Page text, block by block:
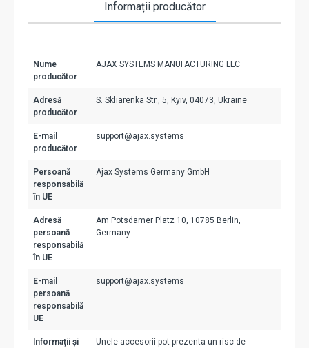
Informații producător
Nume
producător
AJAX SYSTEMS MANUFACTURING LLC
Adresă
producător
S. Skliarenka Str., 5, Kyiv, 04073, Ukraine
E-mail
producător
support@ajax.systems
Persoană
responsabilă
în UE
Ajax Systems Germany GmbH
Adresă
persoană
responsabilă
în UE
Am Potsdamer Platz 10, 10785 Berlin,
Germany
E-mail
persoană
responsabilă
UE
support@ajax.systems
Informații și Unele accesorii pot prezenta un risc de